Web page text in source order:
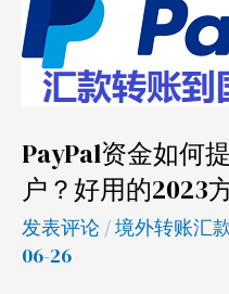
PayPal资金如何
户？好用的2023
发表评论 /境外转账汇
06-26
到
国
行
卡
账
户？